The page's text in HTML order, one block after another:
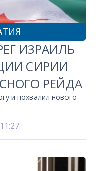
ИЗРАИЛЬ
СИРИИ
РЕЙДА
и похвалил нового